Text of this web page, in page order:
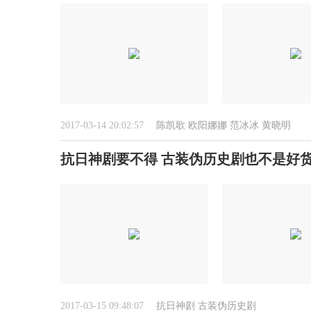
2017-03-14 20:02:57 陈凯歌 欧阳娜娜 范冰冰 黄晓明
抗日神剧要不得 古装伪历史剧也不是好
2017-03-15 09:48:07 抗日神剧 古装伪历史剧